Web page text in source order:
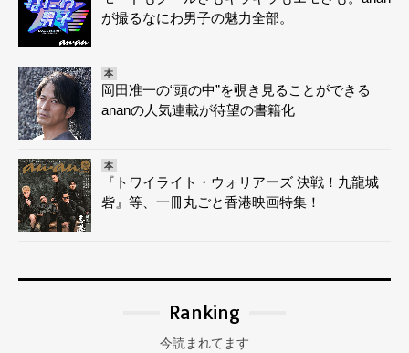
が撮るなにわ男子の魅力全部。
本
岡田准一の“頭の中”を覗き見ることができる
ananの人気連載が待望の書籍化
本
『トワイライト・ウォリアーズ 決戦！九龍城
砦』等、一冊丸ごと香港映画特集！
Ranking
今読まれてます